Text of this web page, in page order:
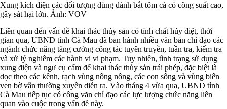
Xung kích điện các đối tượng dùng đánh bắt tôm cá có công suất cao,
gây sát hại lớn. Ảnh: VOV
Liên quan đến vấn đề khai thác thủy sản có tính chất hủy diệt, thời
gian qua, UBND tỉnh Cà Mau đã ban hành nhiều văn bản chỉ đạo các
ngành chức năng tăng cường công tác tuyên truyền, tuần tra, kiểm tra
và xử lý nghiêm các hành vi vi phạm. Tuy nhiên, tình trạng sử dụng
xung điện và ngư cụ cấm để khai thác thủy sản trái phép, đặc biệt là
dọc theo các kênh, rạch vùng nông nông, các con sông và vùng biển
ven bờ vẫn thường xuyên diễn ra. Vào tháng 4 vừa qua, UBND tỉnh
Cà Mau tiếp tục có công văn chỉ đạo các lực lượng chức năng liên
quan vào cuộc trong vấn đề này.